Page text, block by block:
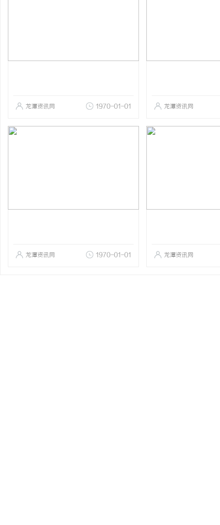
龙潭资讯网 1970-01-01 龙潭资讯网
龙潭资讯网 1970-01-01 龙潭资讯网